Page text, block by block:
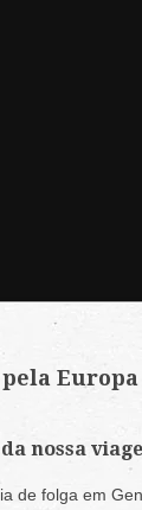
Europa
da nossa
de folga em